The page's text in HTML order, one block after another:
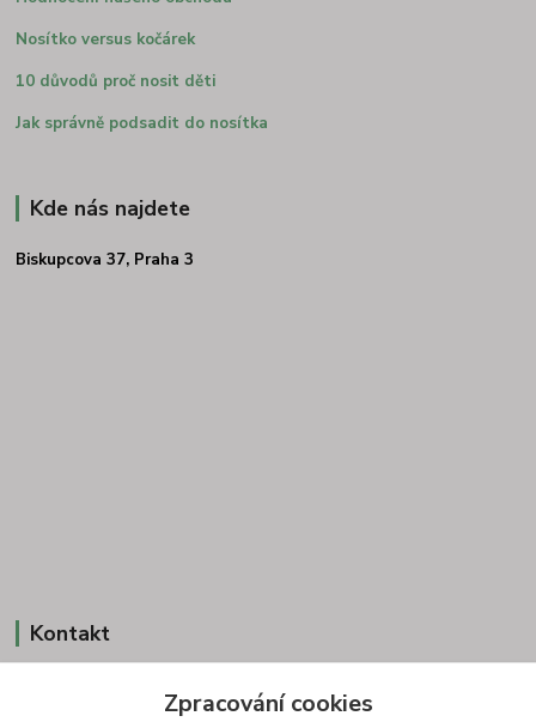
Nosítko versus kočárek
10 důvodů proč nosit děti
Jak správně podsadit do nosítka
Kde nás najdete
Biskupcova 37, Praha 3
Kontakt
Zpracování cookies